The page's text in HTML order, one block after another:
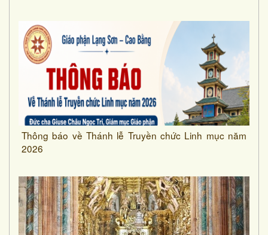
Thông báo về Thánh lễ Truyền chức Linh mục năm
2026